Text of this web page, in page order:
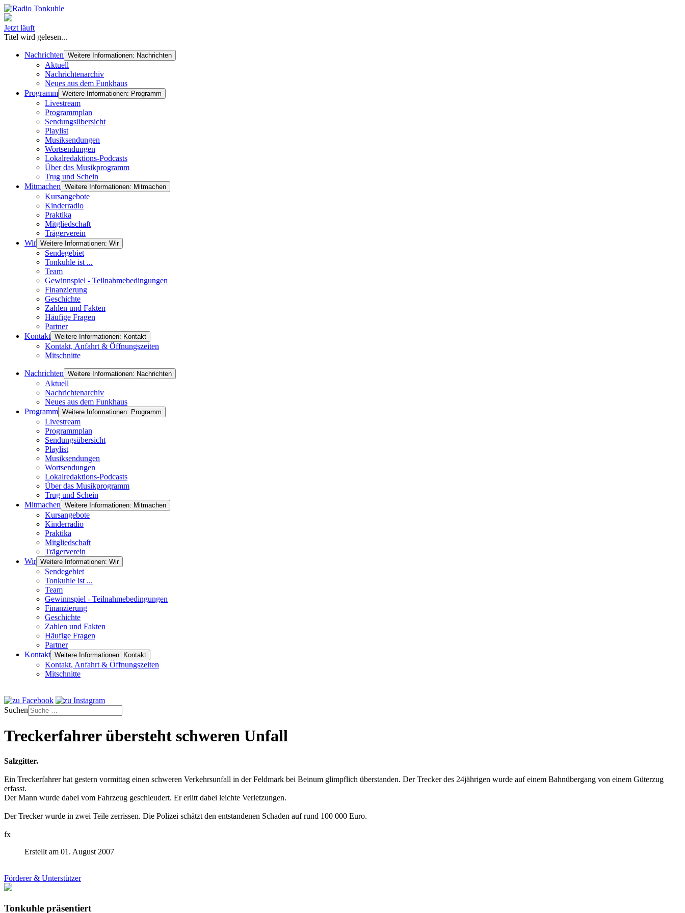
Jetzt läuft
Titel wird gelesen...
Nachrichten Weitere Informationen: Nachrichten
Aktuell
Nachrichtenarchiv
Neues aus dem Funkhaus
Programm Weitere Informationen: Programm
Livestream
Programmplan
Sendungsübersicht
Playlist
Musiksendungen
Wortsendungen
Lokalredaktions-Podcasts
Über das Musikprogramm
Trug und Schein
Mitmachen Weitere Informationen: Mitmachen
Kursangebote
Kinderradio
Praktika
Mitgliedschaft
Trägerverein
Wir Weitere Informationen: Wir
Sendegebiet
Tonkuhle ist ...
Team
Gewinnspiel - Teilnahmebedingungen
Finanzierung
Geschichte
Zahlen und Fakten
Häufige Fragen
Partner
Kontakt Weitere Informationen: Kontakt
Kontakt, Anfahrt & Öffnungszeiten
Mitschnitte
Nachrichten Weitere Informationen: Nachrichten
Aktuell
Nachrichtenarchiv
Neues aus dem Funkhaus
Programm Weitere Informationen: Programm
Livestream
Programmplan
Sendungsübersicht
Playlist
Musiksendungen
Wortsendungen
Lokalredaktions-Podcasts
Über das Musikprogramm
Trug und Schein
Mitmachen Weitere Informationen: Mitmachen
Kursangebote
Kinderradio
Praktika
Mitgliedschaft
Trägerverein
Wir Weitere Informationen: Wir
Sendegebiet
Tonkuhle ist ...
Team
Gewinnspiel - Teilnahmebedingungen
Finanzierung
Geschichte
Zahlen und Fakten
Häufige Fragen
Partner
Kontakt Weitere Informationen: Kontakt
Kontakt, Anfahrt & Öffnungszeiten
Mitschnitte
Suchen
Treckerfahrer übersteht schweren Unfall
Salzgitter.
Ein Treckerfahrer hat gestern vormittag einen schweren Verkehrsunfall in der Feldmark bei Beinum glimpflich überstanden. Der Trecker des 24jährigen wurde auf einem Bahnübergang von einem Güterzug
erfasst.
Der Mann wurde dabei vom Fahrzeug geschleudert. Er erlitt dabei leichte Verletzungen.
Der Trecker wurde in zwei Teile zerrissen. Die Polizei schätzt den entstandenen Schaden auf rund 100 000 Euro.
fx
Erstellt am 01. August 2007
Förderer & Unterstützer
Tonkuhle präsentiert